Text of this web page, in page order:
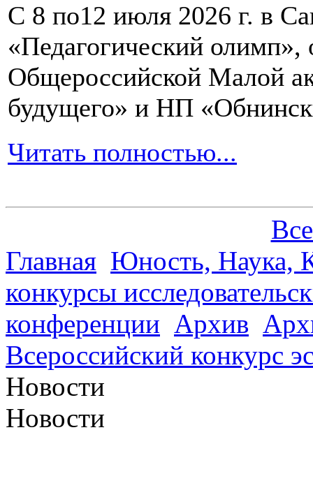
С 8 по12 июля 2026 г. в
«Педагогический олимп»,
Общероссийской Малой
будущего» и НП
Читать полностью...
Главная Юность, Наука,
конкурсы
конференции Архив
Всероссийский конкурс
Новости
Новости